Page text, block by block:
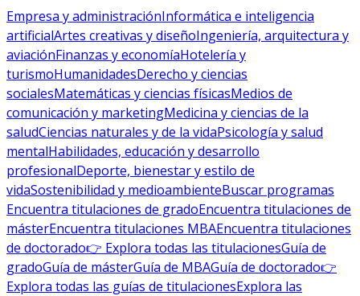
Empresa y administraciónInformática e inteligencia
artificialArtes creativas y diseñoIngeniería, arquitectura y
aviaciónFinanzas y economíaHotelería y
turismoHumanidadesDerecho y ciencias
socialesMatemáticas y ciencias físicasMedios de
comunicación y marketingMedicina y ciencias de la
saludCiencias naturales y de la vidaPsicología y salud
mentalHabilidades, educación y desarrollo
profesionalDeporte, bienestar y estilo de
vidaSostenibilidad y medioambienteBuscar programas
Encuentra titulaciones de gradoEncuentra titulaciones de
másterEncuentra titulaciones MBAEncuentra titulaciones
de doctorado👉 Explora todas las titulacionesGuía de
gradoGuía de másterGuía de MBAGuía de doctorado👉
Explora todas las guías de titulacionesExplora las